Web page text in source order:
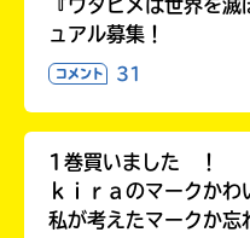
『ウタヒメは世界を
ュアル募集！
コメント 31
1巻買いました ！
ｋｉｒａのマークかわ
私が考えたマークか忘